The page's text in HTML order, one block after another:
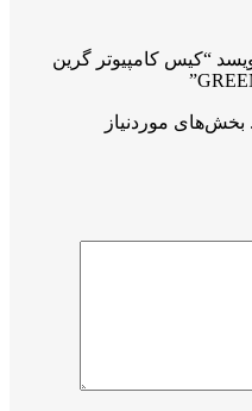
“کیس کامپیوتر گرین
بخش‌های موردنیاز